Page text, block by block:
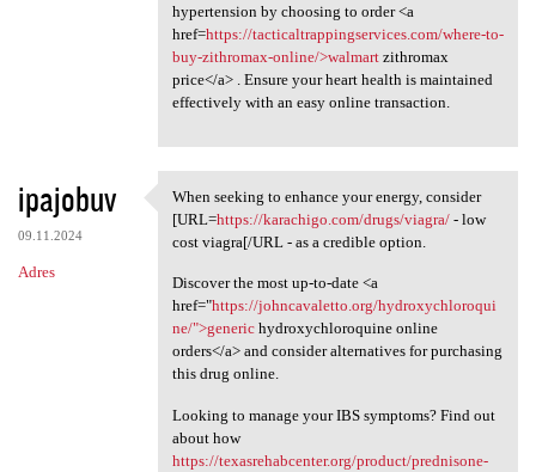
hypertension by choosing to order <a
href=https://tacticaltrappingservices.com/where-to-
buy-zithromax-online/>walmartzithromax
price</a> . Ensure your heart health is maintained
effectively with an easy online transaction.
ipajobuv
09.11.2024
Adres
When seeking to enhance your
When seeking to enhance your energy, consider
[URL=https://karachigo.com/drugs/viagra/- low
cost viagra[/URL - as a credible option.
Discover the most up-to-date <a
href="https://johncavaletto.org/hydroxychloroqui
ne/">generichydroxychloroquine online
orders</a> and consider alternatives for purchasing
this drug online.
Looking to manage your IBS symptoms? Find out
about how
https://texasrehabcenter.org/product/prednisone-